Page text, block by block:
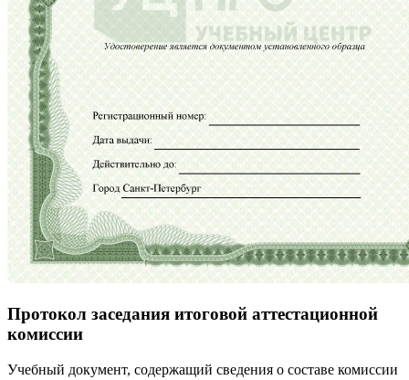
Протокол заседания итоговой аттестационной
комиссии
Учебный документ, содержащий сведения о составе комиссии